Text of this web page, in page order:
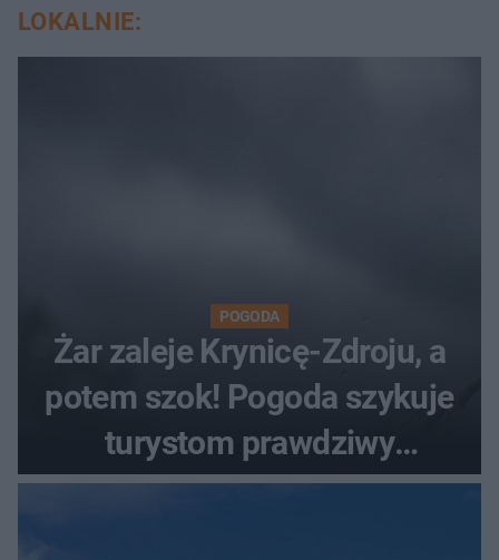
LOKALNIE:
POGODA
Żar zaleje Krynicę-Zdroju, a
potem szok! Pogoda szykuje
turystom prawdziwy
rollercoaster